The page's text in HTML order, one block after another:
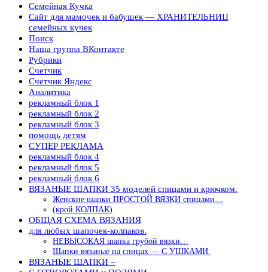
Семейная Кучка
Сайт для мамочек и бабушек — ХРАНИТЕЛЬНИЦ
семейных кучек
Поиск
Наша группа ВКонтакте
Рубрики
Счетчик
Счетчик Яндекс
Аналитика
рекламный блок 1
рекламный блок 2
рекламный блок 3
помощь детям
СУПЕР РЕКЛАМА
рекламный блок 4
рекламный блок 5
рекламный блок 6
ВЯЗАНЫЕ ШАПКИ 35 моделей спицами и крючком.
Женские шапки ПРОСТОЙ ВЯЗКИ спицами…
(крой КОЛПАК)
ОБЩАЯ СХЕМА ВЯЗАНИЯ
для любых шапочек-колпаков.
НЕВЫСОКАЯ шапка грубой вязки…
Шапки вязаные на спицах — С УШКАМИ.
ВЯЗАНЫЕ ШАПКИ –